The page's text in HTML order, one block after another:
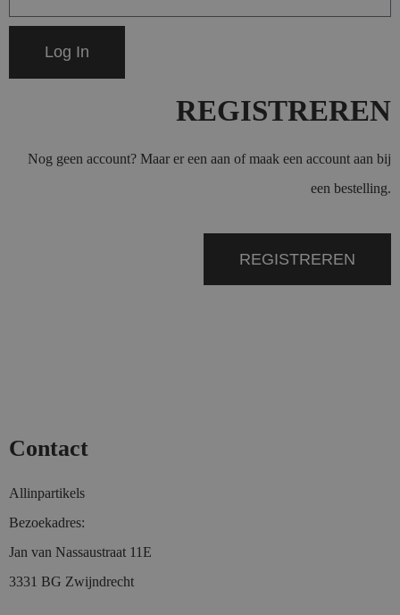
Log In
REGISTREREN
Nog geen account? Maar er een aan of maak een account aan bij
een bestelling.
REGISTREREN
Contact
Allinpartikels
Bezoekadres:
Jan van Nassaustraat 11E
3331 BG Zwijndrecht